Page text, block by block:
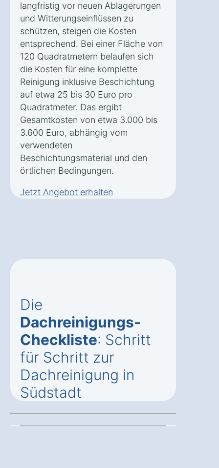
langfristig vor neuen Ablagerungen
und Witterungseinflüssen zu
schützen, steigen die Kosten
entsprechend. Bei einer Fläche von
120 Quadratmetern belaufen sich
die Kosten für eine komplette
Reinigung inklusive Beschichtung
auf etwa 25 bis 30 Euro pro
Quadratmeter. Das ergibt
Gesamtkosten von etwa 3.000 bis
3.600 Euro, abhängig vom
verwendeten
Beschichtungsmaterial und den
örtlichen Bedingungen.
Jetzt Angebot erhalten
Die
Dachreinigungs-
Checkliste: Schritt
für Schritt zur
Dachreinigung in
Südstadt